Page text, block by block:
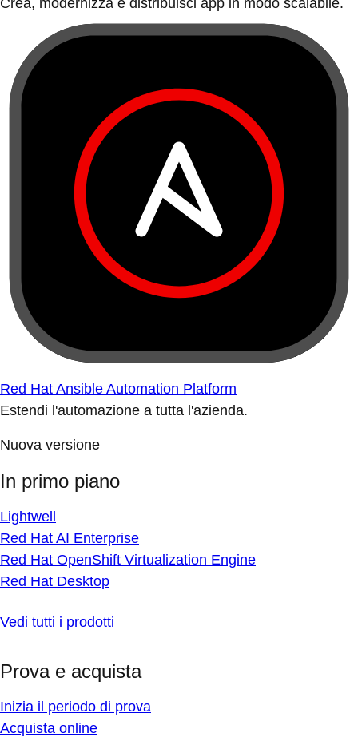
Crea, modernizza e distribuisci app in modo scalabile.
Red Hat Ansible Automation Platform
Estendi l'automazione a tutta l'azienda.
Nuova versione
In primo piano
Lightwell
Red Hat AI Enterprise
Red Hat OpenShift Virtualization Engine
Red Hat Desktop
Vedi tutti i prodotti
Prova e acquista
Inizia il periodo di prova
Acquista online